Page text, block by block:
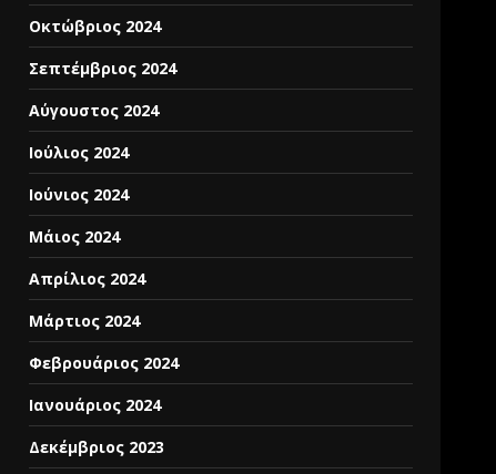
Οκτώβριος 2024
Σεπτέμβριος 2024
Αύγουστος 2024
Ιούλιος 2024
Ιούνιος 2024
Μάιος 2024
Απρίλιος 2024
Μάρτιος 2024
Φεβρουάριος 2024
Ιανουάριος 2024
Δεκέμβριος 2023